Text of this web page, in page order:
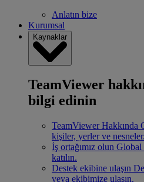
Anlatın bize
Kurumsal
Kaynaklar
TeamViewer
bilgi edinin
TeamViewer Hakkında
kişiler, yerler ve nesneler.
İş ortağımız olun Global
katılın.
Destek ekibine ulaşın
veya ekibimize ulaşın.